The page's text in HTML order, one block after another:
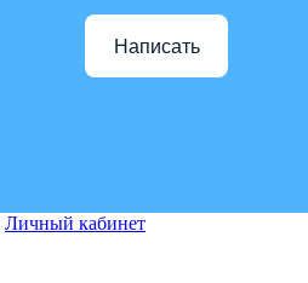
Написать
Личный кабинет